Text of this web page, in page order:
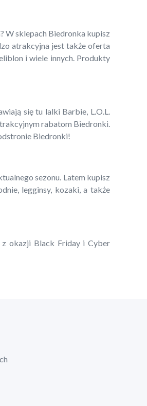
W sklepach Biedronka kupisz
atrakcyjna jest także oferta
i wiele innych. Produkty
się tu lalki Barbie, L.O.L.
rabatom Biedronki.
Biedronki!
sezonu. Latem kupisz
legginsy, kozaki, a także
z okazji Black Friday i Cyber